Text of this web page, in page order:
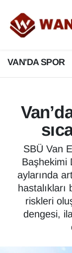
VAN'DA SPOR
SBÜ Van
Başhekimi
aylarında
riskleri
dengesi,
3.SAYFA
ASAYİŞ
BİLİM VE
Biyografi
ÇEVRE
Deprem
Dernekler,
Van
Van Hava
Van
Van Trafik
Süper Lig
Tüm
Son
Haber